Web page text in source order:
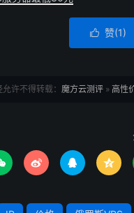
量超额导致的业务中断
数据中心，能直接接入
升用户留存率，更能增
低运营成本
 赞(1)
许不得转载： 魔方云测评 » 高性
  